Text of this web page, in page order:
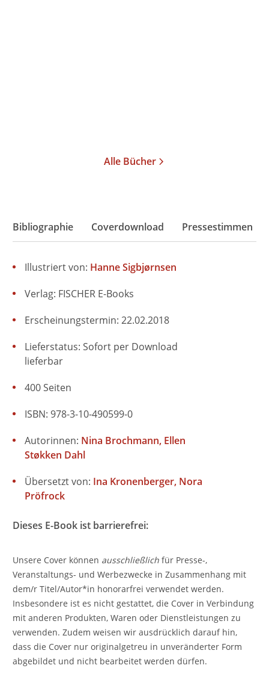
Alle Bücher
Bibliographie Coverdownload Pressestimmen
Verlag: FISCHER E-Books
Übersetzt von: Ina Kronenberger Nora
Pröfrock
Erscheinungstermin: 22.02.2018
Lieferstatus: Sofort per Download
lieferbar
ISBN: 978-3-10-490599-0
400 Seiten
Autorinnen: Nina Brochmann Ellen
Støkken Dahl
Illustriert von: Hanne Sigbjørnsen
Dieses E-Book ist barrierefrei:
Unsere Cover können ausschließlichfür Presse-,
Veranstaltungs- und Werbezwecke in Zusammenhang mit
dem/r Titel/Autor*in honorarfrei verwendet werden.
Insbesondere ist es nicht gestattet, die Cover in Verbindung
mit anderen Produkten, Waren oder Dienstleistungen zu
verwenden. Zudem weisen wir ausdrücklich darauf hin,
dass die Cover nur originalgetreu in unveränderter Form
abgebildet und nicht bearbeitet werden dürfen.